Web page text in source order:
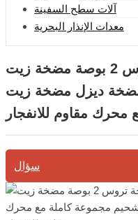
آلات سطح السفينة
معدات الإنذار البحرية
مضخة تروس 2 بوصة مضخة زيت KCB135 مضخة
مضخة ديزل مضخة زيت
مقاوم للانفجار
سؤال